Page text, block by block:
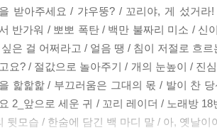
받아주세요 / 갸우뚱? / 꼬리야, 게 섰거
반가워 / 뽀뽀 폭탄 / 백만 불짜리 미소 / 신
싶은 걸 어쩌라고 / 얼음 땡 / 침이 저절로 흐
요? / 절값으로 놀아주기 / 개의 눈높이 / 진
핥핥핥 / 부끄러움은 그대의 몫 / 발이 찬
2_앞으로 세운 귀 / 꼬리 레이더 / 노래방
뒷모습 / 한숨에 담긴 백 마디 말 / 아, 옛날